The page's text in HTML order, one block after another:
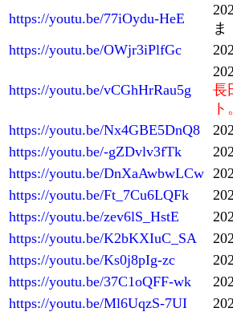
https://youtu.be/77iOydu-HeE
ま
https://youtu.be/OWjr3iPlfGc
https://youtu.be/vCGhHrRau5g
長
ト。
https://youtu.be/Nx4GBE5DnQ8
https://youtu.be/-gZDvlv3fTk
https://youtu.be/DnXaAwbwLCw
https://youtu.be/Ft_7Cu6LQFk
https://youtu.be/zev6lS_HstE
https://youtu.be/K2bKXIuC_SA
https://youtu.be/Ks0j8pIg-zc
https://youtu.be/37C1oQFF-wk
https://youtu.be/Ml6UqzS-7UI